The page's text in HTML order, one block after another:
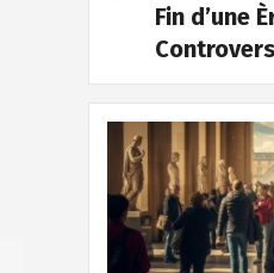
Fin d’une